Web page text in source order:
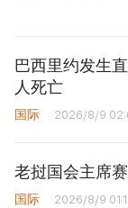
巴西里约发生
人死亡
国际 2026/8/9
老挝国会主席
国际 2026/8/9